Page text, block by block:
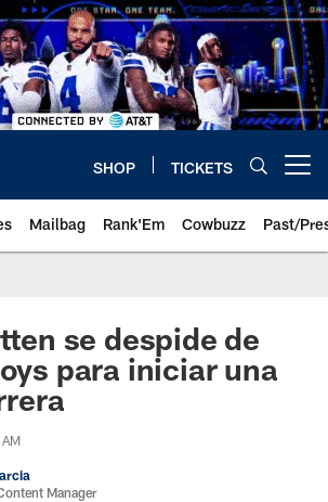
SHOP TICKETS
Mailbag Rank'Em Cowbuzz Past/
se despide de
para iniciar una
Manager